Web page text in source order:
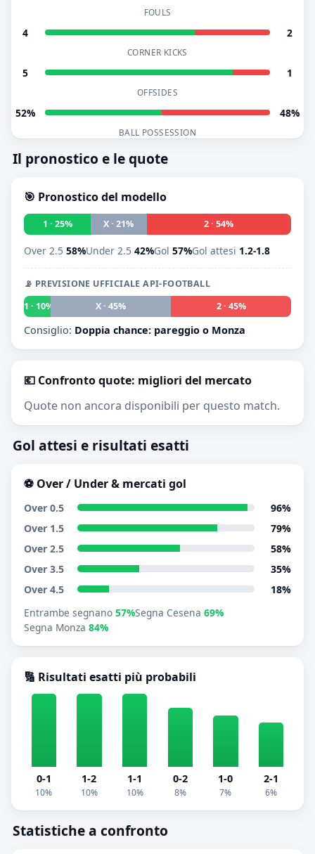
FOULS
4 2
CORNER KICKS
5 1
OFFSIDES
52% 48%
BALL POSSESSION
Il pronostico e le quote
🎯 Pronostico del modello
1 · 25% X · 21% 2 · 54%
Over 2.5 58%Under 2.5 42%Gol 57%Gol attesi 1.2-1.8
📡 PREVISIONE UFFICIALE API-FOOTBALL
1 · 10%
X · 45% 2 · 45%
Consiglio: Doppia chance: pareggio o Monza
💶 Confronto quote: migliori del mercato
Quote non ancora disponibili per questo match.
Gol attesi e risultati esatti
⚽ Over / Under & mercati gol
Over 0.5
96%
Over 1.5
79%
Over 2.5
58%
Over 3.5
35%
Over 4.5
18%
Entrambe segnano 57%Segna Cesena 69%
Segna Monza 84%
🔢 Risultati esatti più probabili
0-1
10%
1-2
10%
1-1
10%
0-2
8%
1-0
7%
2-1
6%
Statistiche a confronto